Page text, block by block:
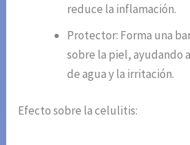
reduce la inflamación.
Protector: Forma una
sobre la piel, ayudando
de agua y la irritación.
Efecto sobre la celulitis: